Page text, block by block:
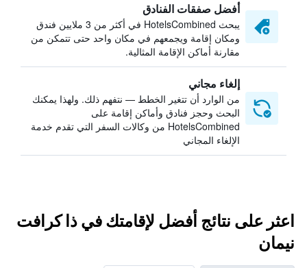
أفضل صفقات الفنادق
يبحث HotelsCombined في أكثر من 3 ملايين فندق
ومكان إقامة ويجمعهم في مكان واحد حتى تتمكن من
مقارنة أماكن الإقامة المثالية.
إلغاء مجاني
من الوارد أن تتغير الخطط — نتفهم ذلك. ولهذا يمكنك
البحث وحجز فنادق وأماكن إقامة على
HotelsCombined من وكالات السفر التي تقدم خدمة
الإلغاء المجاني
اعثر على نتائج أفضل لإقامتك في ذا كرافت
نيمان